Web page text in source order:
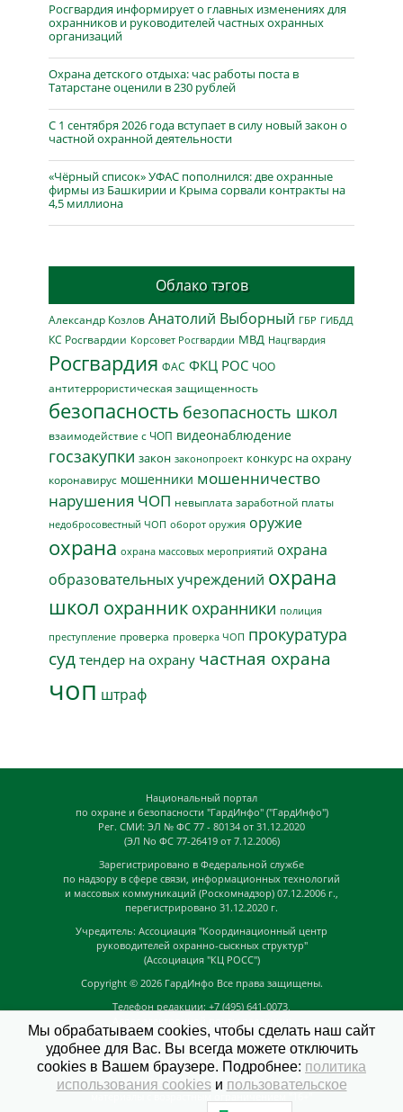
Росгвардия информирует о главных изменениях для
охранников и руководителей частных охранных
организаций
Охрана детского отдыха: час работы поста в
Татарстане оценили в 230 рублей
С 1 сентября 2026 года вступает в силу новый закон о
частной охранной деятельности
«Чёрный список» УФАС пополнился: две охранные
фирмы из Башкирии и Крыма сорвали контракты на
4,5 миллиона
Облако тэгов
Александр Козлов Анатолий Выборный ГБР ГИБДД
КС Росгвардии Корсовет Росгвардии МВД Нацгвардия
Росгвардия ФАС ФКЦ РОС ЧОО
антитеррористическая защищенность
безопасность безопасность школ
взаимодействие с ЧОП видеонаблюдение
госзакупки закон законопроект конкурс на охрану
коронавирус мошенники мошенничество
нарушения ЧОП невыплата заработной платы
недобросовестный ЧОП оборот оружия оружие
охрана охрана массовых мероприятий охрана
образовательных учреждений охрана
школ охранник охранники полиция
преступление проверка проверка ЧОП прокуратура
суд тендер на охрану частная охрана
чоп штраф
Национальный портал
по охране и безопасности "ГардИнфо" ("ГардИнфо")
Рег. СМИ: ЭЛ № ФС 77 - 80134 от 31.12.2020
(ЭЛ No ФС 77-26419 от 7.12.2006)
Зарегистрировано в Федеральной службе
по надзору в сфере связи, информационных технологий
и массовых коммуникаций (Роскомнадзор) 07.12.2006 г.,
перегистрировано 31.12.2020 г.
Учредитель: Ассоциация "Координационный центр
руководителей охранно-сыскных структур"
(Ассоциация "КЦ РОСС")
Copyright © 2026 ГардИнфо Все права защищены.
Телефон редакции: +7 (495) 641-0073,
news@guardinfo.online
Главный редактор: Кузьмин Д.А.
На сайте могут быть размещены
Мы обрабатываем cookies, чтобы сделать наш сайт
удобнее для Вас. Вы всегда можете отключить
cookies в Вашем браузере. Подробнее: политика
использования cookiesи пользовательское